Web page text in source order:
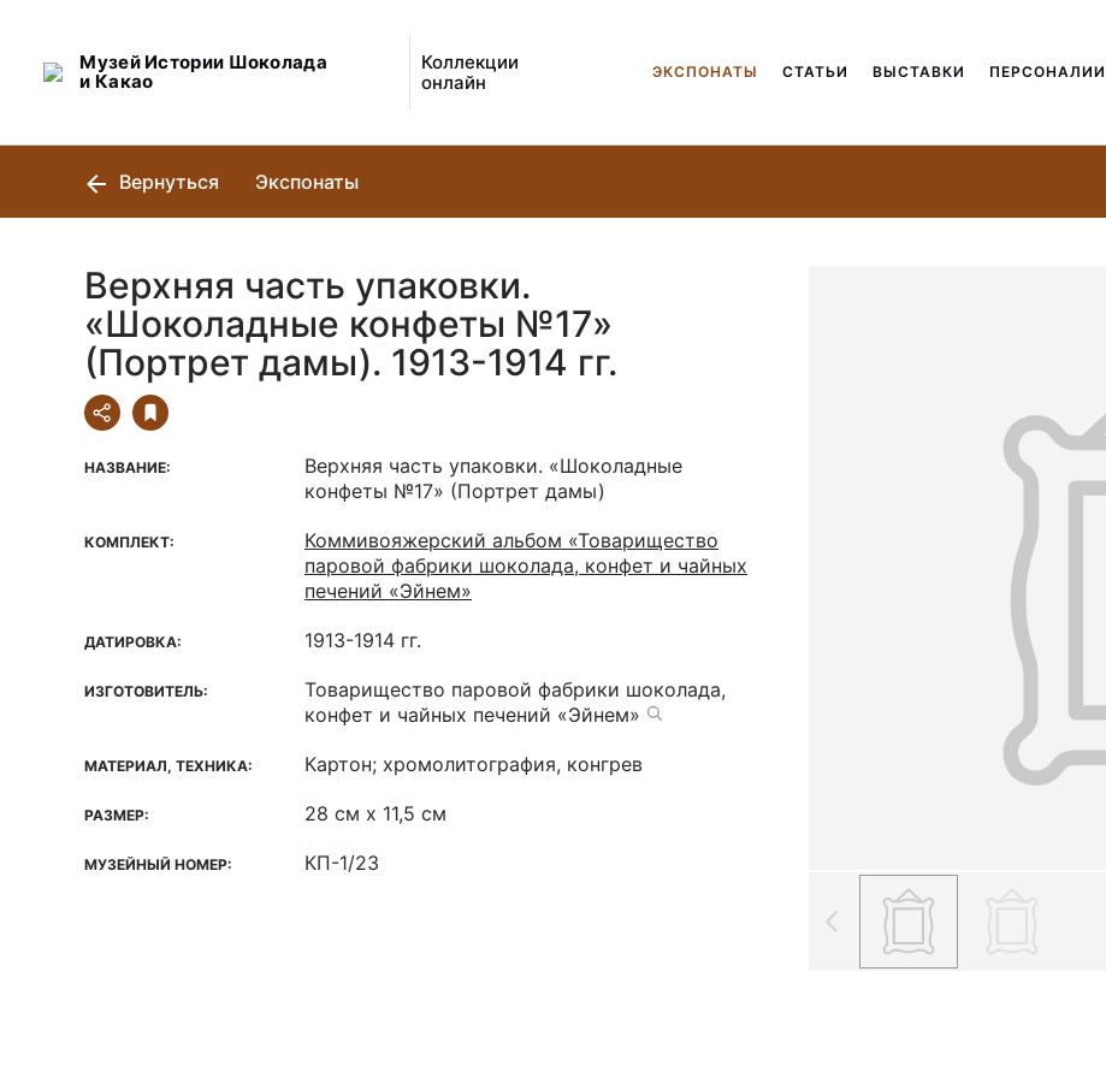
Музей Истории Шоколада
и Какао
Коллекции
онлайн
ЭКСПОНАТЫ СТАТЬИ ВЫСТАВКИ ПЕРСОНАЛИИ
Вернуться Экспонаты
Верхняя часть упаковки.
«Шоколадные конфеты №17»
(Портрет дамы). 1913-1914 гг.
НАЗВАНИЕ:
Верхняя часть упаковки. «Шоколадные
конфеты №17» (Портрет дамы)
КОМПЛЕКТ:
Коммивояжерский альбом «Товарищество
паровой фабрики шоколада, конфет и чайных
печений «Эйнем»
ДАТИРОВКА: 1913-1914 гг.
ИЗГОТОВИТЕЛЬ:
Товарищество паровой фабрики шоколада,
конфет и чайных печений «Эйнем»
МАТЕРИАЛ, ТЕХНИКА: Картон; хромолитография, конгрев
РАЗМЕР: 28 см х 11,5 см
МУЗЕЙНЫЙ НОМЕР: КП-1/23